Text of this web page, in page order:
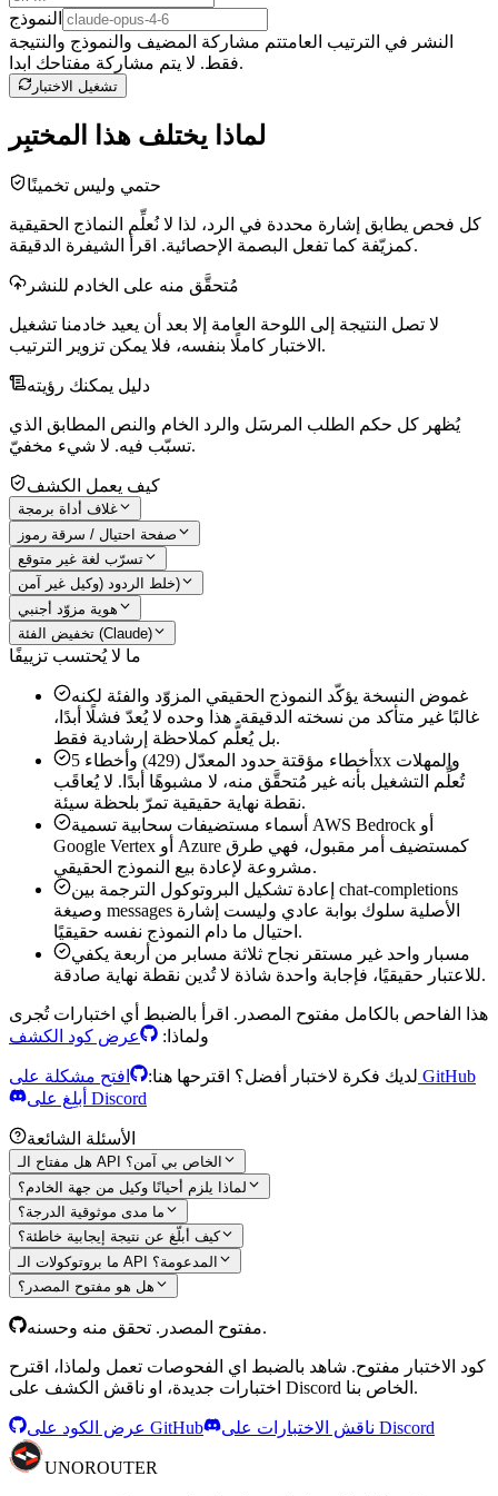
النموذج
النشر في الترتيب العامتتم مشاركة المضيف والنموذج والنتيجة
فقط. لا يتم مشاركة مفتاحك ابدا.
تشغيل الاختبار
لماذا يختلف هذا المختبِر
حتمي وليس تخمينًا
كل فحص يطابق إشارة محددة في الرد، لذا لا نُعلِّم النماذج الحقيقية
كمزيّفة كما تفعل البصمة الإحصائية. اقرأ الشيفرة الدقيقة.
مُتحقَّق منه على الخادم للنشر
لا تصل النتيجة إلى اللوحة العامة إلا بعد أن يعيد خادمنا تشغيل
الاختبار كاملًا بنفسه، فلا يمكن تزوير الترتيب.
دليل يمكنك رؤيته
يُظهر كل حكم الطلب المرسَل والرد الخام والنص المطابق الذي
تسبّب فيه. لا شيء مخفيّ.
كيف يعمل الكشف
غلاف أداة برمجة
صفحة احتيال / سرقة رموز
تسرّب لغة غير متوقع
خلط الردود (وكيل غير آمن)
هوية مزوّد أجنبي
تخفيض الفئة (Claude)
ما لا يُحتسب تزييفًا
غموض النسخة يؤكّد النموذج الحقيقي المزوّد والفئة لكنه
غالبًا غير متأكد من نسخته الدقيقة. هذا وحده لا يُعدّ فشلًا أبدًا،
بل يُعلَّم كملاحظة إرشادية فقط.
أخطاء مؤقتة
حدود المعدّل (429) وأخطاء 5xx والمهلات
تُعلِّم التشغيل بأنه غير مُتحقَّق منه، لا مشبوهًا أبدًا. لا يُعاقَب
نقطة نهاية حقيقية تمرّ بلحظة سيئة.
أسماء مستضيفات سحابية تسمية AWS Bedrock أو
Google Vertex أو Azure كمستضيف أمر مقبول، فهي طرق
مشروعة لإعادة بيع النموذج الحقيقي.
إعادة تشكيل البروتوكول الترجمة بين chat-completions
وصيغة messages الأصلية سلوك بوابة عادي وليست إشارة
احتيال ما دام النموذج نفسه حقيقيًا.
مسبار واحد غير مستقر نجاح ثلاثة مسابر من أربعة يكفي
للاعتبار حقيقيًا، فإجابة واحدة شاذة لا تُدين نقطة نهاية صادقة.
هذا الفاحص بالكامل مفتوح المصدر. اقرأ بالضبط أي اختبارات تُجرى
ولماذا:
عرض كود الكشف
لديك فكرة لاختبار أفضل؟ اقترحها هنا: افتح مشكلة على GitHub
أبلِغ على Discord
الأسئلة الشائعة
هل مفتاح الـ API الخاص بي آمن؟
لماذا يلزم أحيانًا وكيل من جهة الخادم؟
ما مدى موثوقية الدرجة؟
كيف أبلّغ عن نتيجة إيجابية خاطئة؟
ما بروتوكولات الـ API المدعومة؟
هل هو مفتوح المصدر؟
مفتوح المصدر. تحقق منه وحسنه.
كود الاختبار مفتوح. شاهد بالضبط اي الفحوصات تعمل ولماذا، اقترح
اختبارات جديدة، او ناقش الكشف على Discord الخاص بنا.
عرض الكود على GitHub ناقش الاختبارات على Discord
UNOROUTER